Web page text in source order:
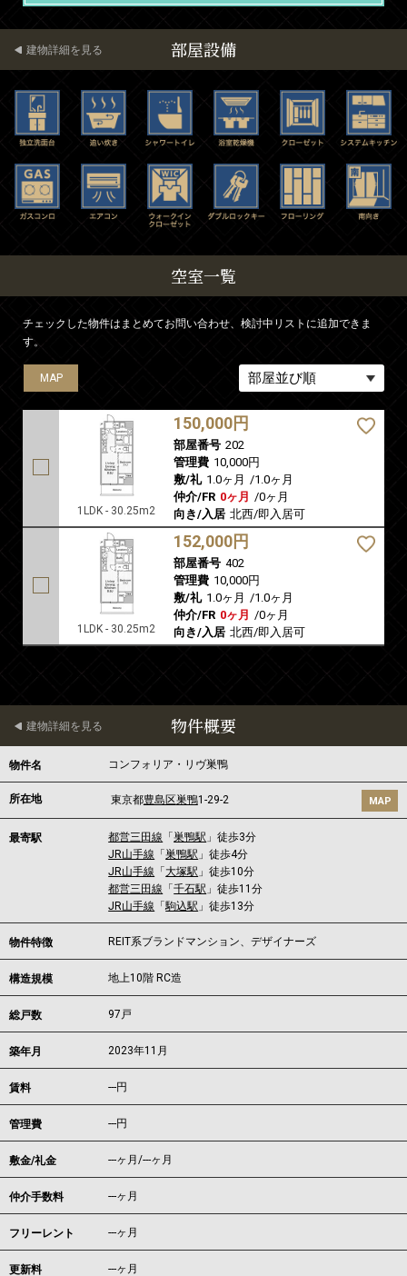
部屋設備
建物詳細を見る
空室一覧
チェックした物件はまとめてお問い合わせ、検討中リストに追加できま
す。
MAP
1LDK - 30.25m2
150,000円
部屋番号 202
管理費 10,000円
敷/礼 1.0ヶ月 /1.0ヶ月
仲介/FR 0ヶ月 /0ヶ月
向き/入居 北西/即入居可
MAP
1LDK - 30.25m2
152,000円
部屋番号 402
管理費 10,000円
敷/礼 1.0ヶ月 /1.0ヶ月
仲介/FR 0ヶ月 /0ヶ月
向き/入居 北西/即入居可
物件概要
建物詳細を見る
物件名 コンフォリア・リヴ巣鴨
所在地 東京都豊島区巣鴨1-29-2 MAP
最寄駅 都営三田線 「巣鴨駅 」徒歩3分
JR山手線 「巣鴨駅 」徒歩4分
JR山手線 「 大塚駅 」徒歩10分
都営三田線 「千石駅 」徒歩11分
JR山手線 「駒込駅 」徒歩13分
物件特徴 REIT系ブランドマンション、デザイナーズ
構造規模 地上10階 RC造
総戸数 97戸
築年月 2023年11月
賃料 ---円
管理費 ---円
敷金/礼金 ---ヶ月/---ヶ月
仲介手数料 ---ヶ月
フリーレント ---ヶ月
更新料 ---ヶ月